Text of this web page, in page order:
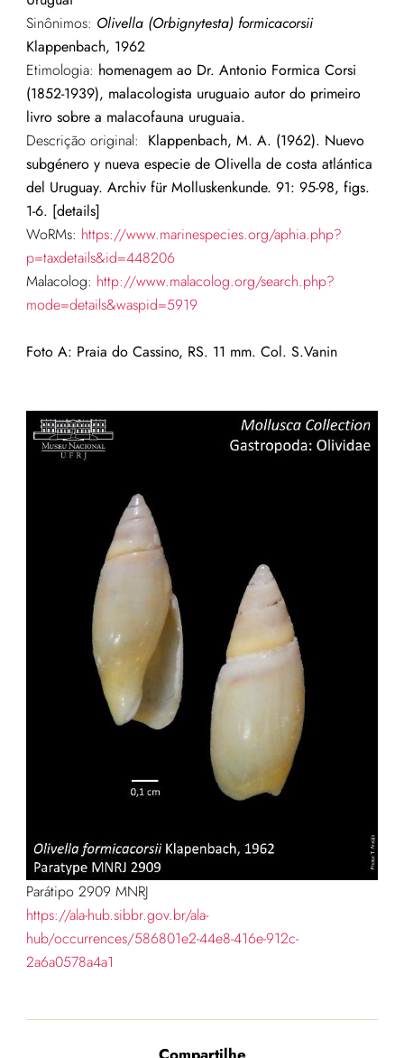
Sinônimos: Olivella(Orbignytesta) formicacorsii
Klappenbach, 1962
Etimologia: homenagem ao Dr. Antonio Formica Corsi
(1852-1939), malacologista uruguaio autor do primeiro
livro sobre a malacofauna uruguaia.
Descrição original: Klappenbach, M. A. (1962). Nuevo
subgénero y nueva especie de Olivella de costa atlántica
del Uruguay. Archiv für Molluskenkunde. 91: 95-98, figs.
1-6. [details]
WoRMs: https://www.marinespecies.org/aphia.php?
p=taxdetails&id=448206
Malacolog: http://www.malacolog.org/search.php?
mode=details&waspid=5919
Foto A: Praia do Cassino, RS. 11 mm. Col. S.Vanin
Parátipo 2909 MNRJ
https://ala-hub.sibbr.gov.br/ala-
hub/occurrences/586801e2-44e8-416e-912c-
2a6a0578a4a1